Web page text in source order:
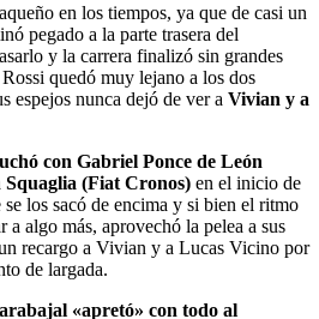
en los tiempos, ya que de casi un
pegado a la parte trasera del
y la carrera finalizó sin grandes
quedó muy lejano a los dos
espejos nunca dejó de ver a Vivian y a
con Gabriel Ponce de León
(Fiat Cronos) en el inicio de
los sacó de encima y si bien el ritmo
a algo más, aprovechó la pelea a sus
recargo a Vivian y a Lucas Vicino por
de largada.
«apretó» con todo al